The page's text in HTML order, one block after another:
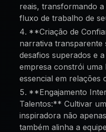
reais, transformando
fluxo de trabalho de
**Criação de
narrativa transparente
desafios superados e
empresa constrói uma
essencial em relações
**Engajamento
Talentos:** Cultivar
inspiradora não
também alinha a